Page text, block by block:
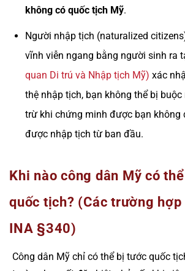
không có quốc tịch Mỹ.
Người nhập tịch (naturalized
vĩnh viễn ngang bằng người sinh ra
quan Di trú và Nhập tịch Mỹ) xác
thệ nhập tịch, bạn không thể bị buộc
trừ khi chứng minh được bạn không
được nhập tịch từ ban đầu.
Khi nào công dân Mỹ có
quốc tịch? (Các trường
INA §340)
Công dân Mỹ chỉ có thể bị tước quốc